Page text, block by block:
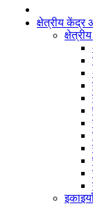
क्षेत्रीय केंद्र